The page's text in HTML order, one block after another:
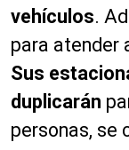
vehículos.
para atender
Sus
duplicarán
personas, se